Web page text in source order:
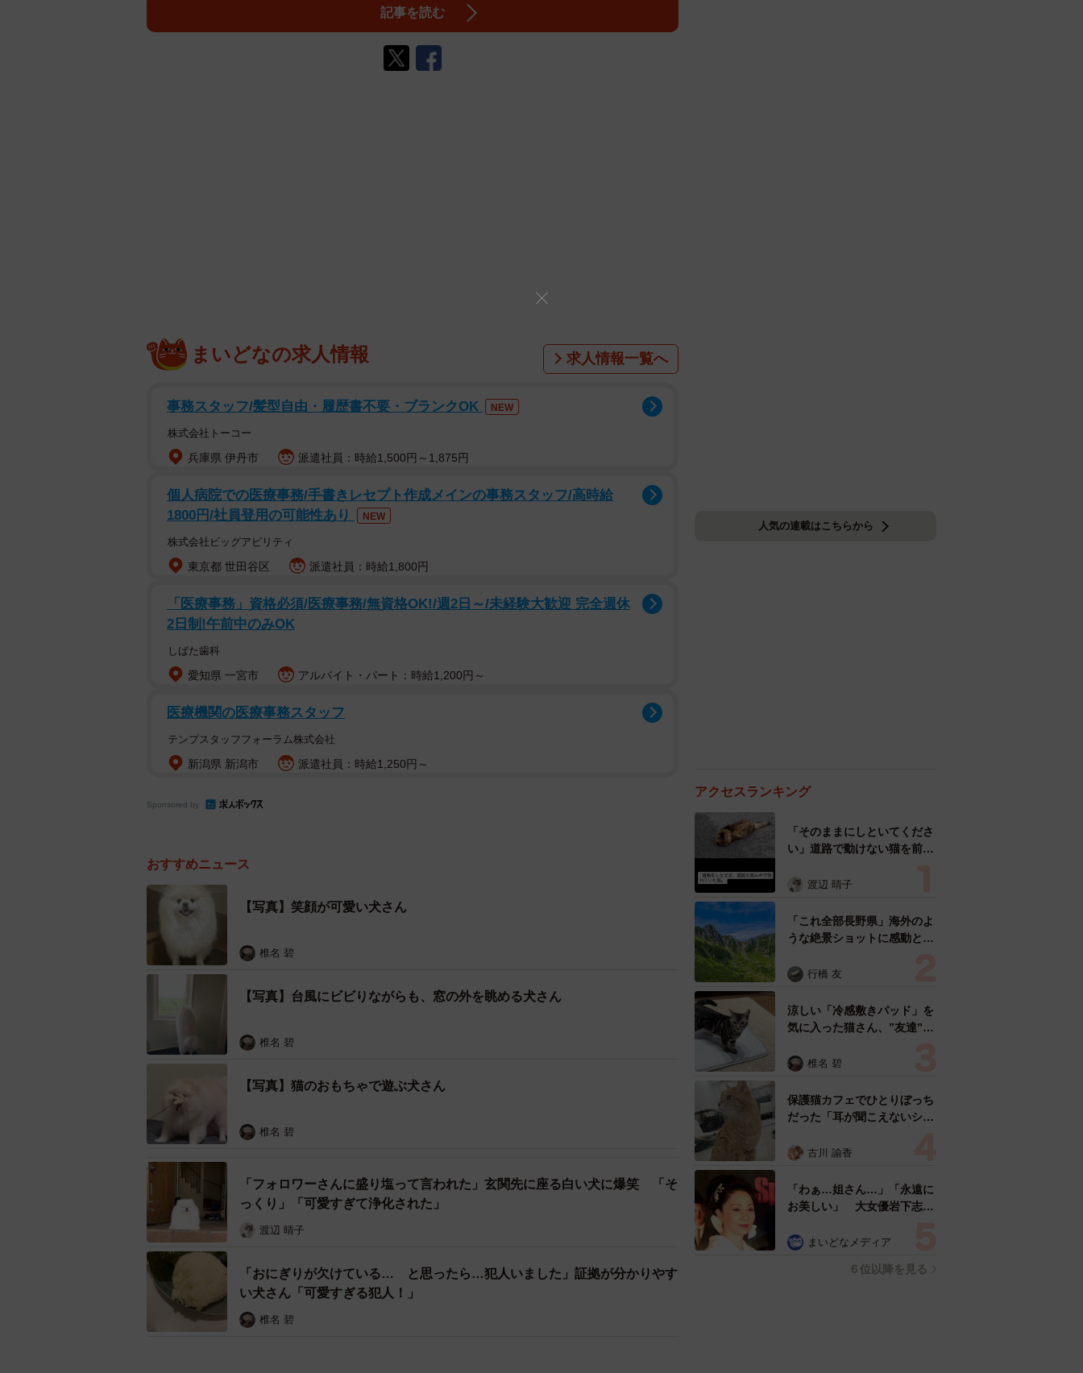
記事を読む
まいどなの求人情報 求人情報一覧へ
事務スタッフ/髪型自由・履歴書不要・ブランクOK NEW
株式会社トーコー
兵庫県 伊丹市 派遣社員：時給1,500円～1,875円
個人病院での医療事務/手書きレセプト作成メインの事務スタッフ/高時給
1800円/社員登用の可能性あり
NEW
株式会社ビッグアビリティ
東京都 世田谷区 派遣社員：時給1,800円
「医療事務」資格必須/医療事務/無資格OK!/週2日～/未経験大歓迎 完全週休
2日制!午前中のみOK
しばた歯科
愛知県 一宮市 アルバイト・パート：時給1,200円～
医療機関の医療事務スタッフ
テンプスタッフフォーラム株式会社
新潟県 新潟市 派遣社員：時給1,250円～
Sponsored by
おすすめニュース
【写真】笑顔が可愛い犬さん
椎名 碧
【写真】台風にビビりながらも、窓の外を眺める犬さん
椎名 碧
【写真】猫のおもちゃで遊ぶ犬さん
椎名 碧
「フォロワーさんに盛り塩って言われた」玄関先に座る白い犬に爆笑 「そ
っくり」「可愛すぎて浄化された」
渡辺 晴子
「おにぎりが欠けている… と思ったら…犯人いました」証拠が分かりやす
い犬さん「可愛すぎる犯人！」
椎名 碧
人気の連載はこちらから
アクセスランキング
「そのままにしといてくださ
い」道路で動けない猫を前に
ようとした4日間 「命の重
表の訴え
渡辺 晴子
「これ全部長野県」海外のよ
うな絶景ショットに感動と反
ったんだって気づいた」
行橋 友
涼しい「冷感敷きパッド」を
気に入った猫さん、”友達”を
毛づくろいでおもてなし
椎名 碧
保護猫カフェでひとりぼっち
だった「耳が聞こえないシニ
のペットロスで適応障害だっ
古川 諭香
「わぁ…姐さん…」「永遠に
お美しい」 大女優岩下志麻
場
まいどなメディア
６位以降を見る